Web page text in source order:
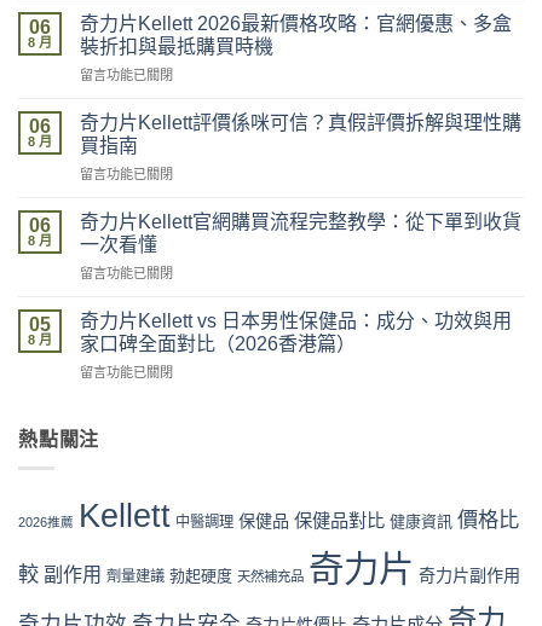
力
片
Kellett
邊
買
最
安
全？
網
vs
房
網
店
代
險
全
析〉
中
06
8 月
奇力片Kellett 2026最新價格攻略：官網優惠、多盒
裝折扣與最抵購買時機
在
力
片
Kellett
2026
新
攻
官
網
惠、
裝
與
最
購
買
留言功能已關閉
06
8 月
奇力片Kellett評價係咪可信？真假評價拆解與理性購
買指南
在
力
片
Kellett
評
係
咪
可
信？
評
解
與
性
購
留言功能已關閉
06
8 月
奇力片Kellett官網購買流程完整教學：從下單到收貨
一次看懂
在
力
片
Kellett
官
買
整
從
單
留言功能已關閉
05
8 月
奇力片Kellett vs 日本男性保健品：成分、功效與用
家口碑全面對比（2026香港篇）
在
片
Kellett
本
保
品：
留言功能已關閉
熱點關注
2026推薦 Kellett 中醫調理 保健品 保健品對比 健康資訊 價格比
較 副作用 劑量建議 勃起硬度 天然補充品 奇力片 奇力片副作用